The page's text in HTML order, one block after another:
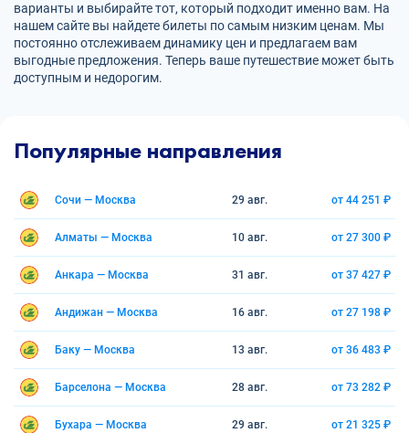
варианты и выбирайте тот, который подходит именно вам. На
нашем сайте вы найдете билеты по самым низким ценам. Мы
постоянно отслеживаем динамику цен и предлагаем вам
выгодные предложения. Теперь ваше путешествие может быть
доступным и недорогим.
Популярные направления
Сочи — Москва 29 авг. от 44 251 ₽
Алматы — Москва 10 авг. от 27 300 ₽
Анкара — Москва 31 авг. от 37 427 ₽
Андижан — Москва 16 авг. от 27 198 ₽
Баку — Москва 13 авг. от 36 483 ₽
Барселона — Москва 28 авг. от 73 282 ₽
Бухара — Москва 29 авг. от 21 325 ₽